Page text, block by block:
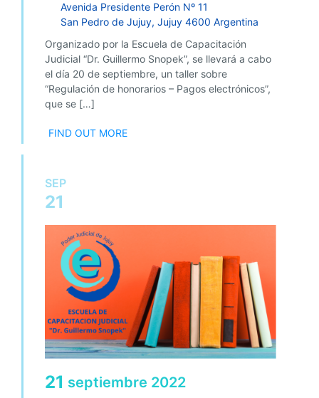
Avenida Presidente Perón Nº 11
San Pedro de Jujuy, Jujuy 4600 Argentina
Organizado por la Escuela de Capacitación
Judicial “Dr. Guillermo Snopek”, se llevará a cabo
el día 20 de septiembre, un taller sobre
“Regulación de honorarios – Pagos electrónicos”,
que se […]
FIND OUT MORE
SEP
21
21 septiembre 2022